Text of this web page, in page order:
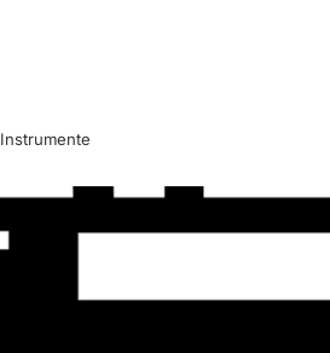
Instrumente